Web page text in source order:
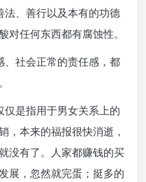
、善行以及本有的功德
对任何东西都有腐蚀性。
、社会正常的责任感，都
是指用于男女关系上的
，本来的福报很快消逝，
没有了。人家都赚钱的买
展，忽然就完蛋；挺多的